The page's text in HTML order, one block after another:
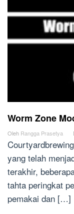
Worm Zone
Oleh Rangga Prasetya
yang telah
terakhir,
tahta peringkat
pemakai dan […]